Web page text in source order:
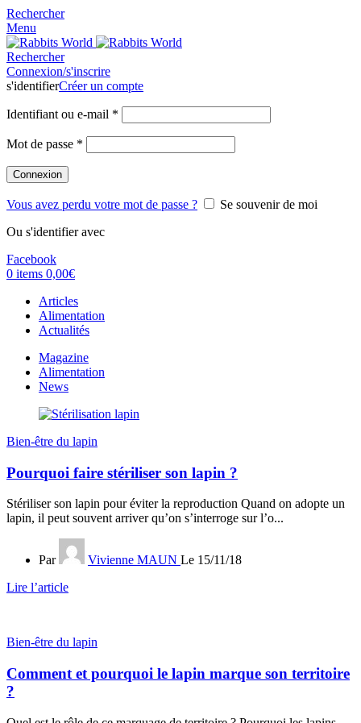
Rechercher
Menu
Rechercher
Connexion/s'inscrire
s'identifierCréer un compte
Identifiant ou e-mail *
Mot de passe *
Connexion
Vous avez perdu votre mot de passe ?
Se souvenir de moi
Ou s'identifier avec
Facebook
0 items 0,00€
Articles
Alimentation
Actualités
Magazine
Alimentation
News
Bien-être du lapin
Pourquoi faire stériliser son lapin ?
Stériliser son lapin pour éviter la reproduction Quand on adopte un
lapin, il peut souvent arriver qu’on s’interroge sur l’o...
Par Vivienne MAUN Le 15/11/18
Lire l’article
Bien-être du lapin
Comment et pourquoi le lapin marque son territoire
?